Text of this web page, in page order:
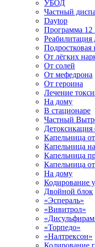
УБОД
Частный
Daytop
Программа
Реабилитация
Подростковая
От лёгких
От солей
От мефедрона
От героина
Лечение
На дому
В стационаре
Частный
Детоксикация
Капельница
Капельница
Капельница
Капельница
На дому
Кодирование
Двойной блок
«Эспераль»
«Вивитрол»
«Торпедо»
«Налтрексон»
Кодирование